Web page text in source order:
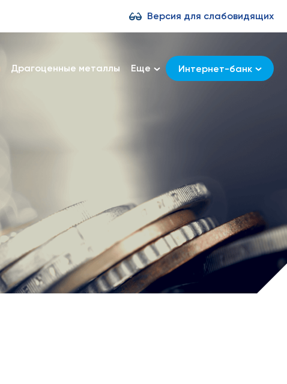
Версия для слабовидящих
Драгоценные металлы Еще Интернет-банк